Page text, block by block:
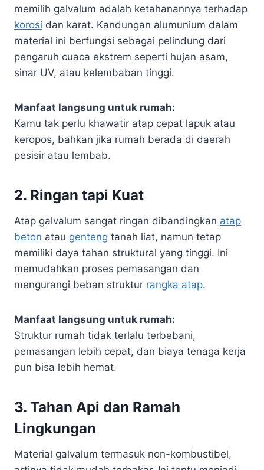
memilih galvalum adalah ketahanannya terhadap
korosi dan karat. Kandungan alumunium dalam
material ini berfungsi sebagai pelindung dari
pengaruh cuaca ekstrem seperti hujan asam,
sinar UV, atau kelembaban tinggi.
Manfaat langsung untuk rumah:
Kamu tak perlu khawatir atap cepat lapuk atau
keropos, bahkan jika rumah berada di daerah
pesisir atau lembab.
2. Ringan tapi Kuat
Atap galvalum sangat ringan dibandingkan atap
beton atau genteng tanah liat, namun tetap
memiliki daya tahan struktural yang tinggi. Ini
memudahkan proses pemasangan dan
mengurangi beban struktur rangka atap.
Manfaat langsung untuk rumah:
Struktur rumah tidak terlalu terbebani,
pemasangan lebih cepat, dan biaya tenaga kerja
pun bisa lebih hemat.
3. Tahan Api dan Ramah
Lingkungan
Material galvalum termasuk non-kombustibel,